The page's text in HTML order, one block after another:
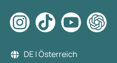
DE | Österreich